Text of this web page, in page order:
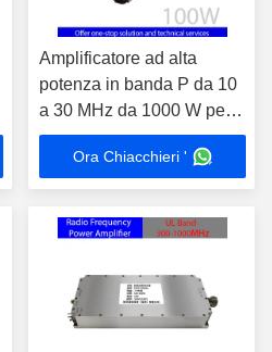
Amplificatore ad alta
potenza in banda P da 10
a 30 MHz da 1000 W per
trasmissioni e
comunicazioni HF
Ora Chiacchieri '